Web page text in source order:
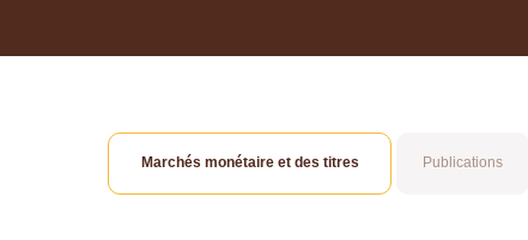
Marchés monétaire et des titres Publications